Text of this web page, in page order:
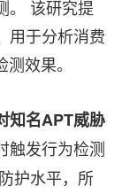
。 该研究提
用于分析消费
效果。
知名APT威胁
触发行为检测
护水平，所